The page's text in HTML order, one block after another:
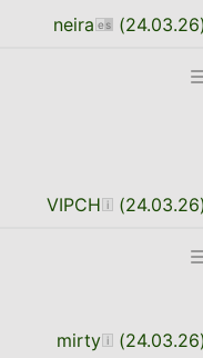
neira (24.03.26
VIPCH (24.03.26
mirty (24.03.26